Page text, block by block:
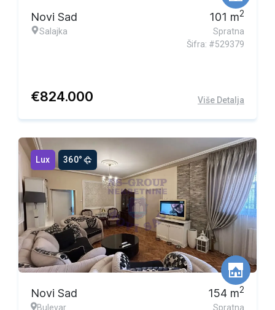
Novi Sad
Salajka
101 m2
Spratna
Šifra: #529379
€824.000 Više Detalja
Lux 360°
Novi Sad
Bulevar
154 m2
Spratna